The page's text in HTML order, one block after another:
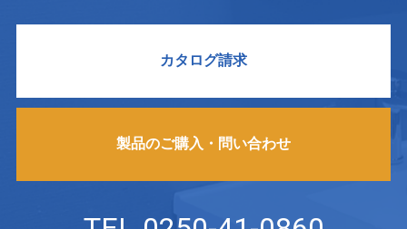
カタログ請求
製品のご購入・問い合わせ